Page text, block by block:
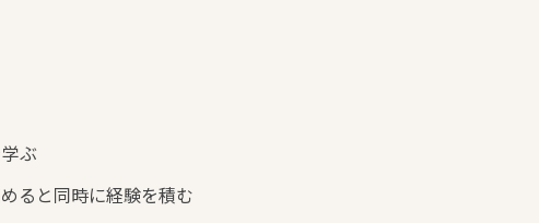
ぶ
ると同時に経験を積む